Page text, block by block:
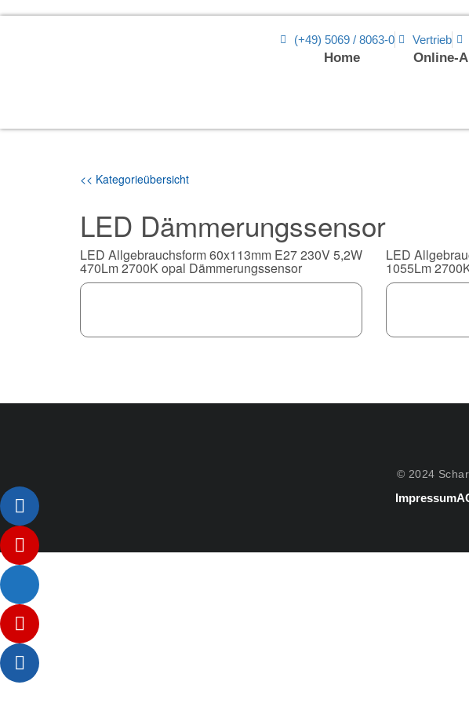
(+49) 5069 / 8063-0 Vertrieb
Home Online-
<< Kategorieübersicht
LED Dämmerungssensor
LED Allgebrauchsform 60x113mm E27 230V 5,2W
470Lm 2700K opal Dämmerungssensor
LED
1055Lm
© 2024
Impressum